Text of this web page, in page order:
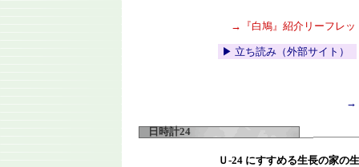
→『白鳩』紹介リーフレッ
▶︎ 立ち読み（外部サイト）
→
日時計24
Ｕ-24 にすすめる生長の家の